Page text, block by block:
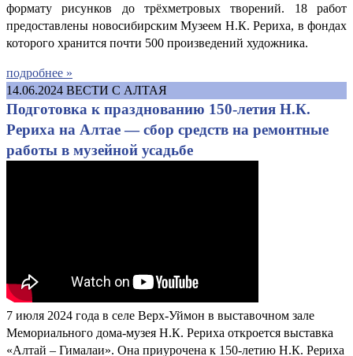
формату рисунков до трёхметровых творений. 18 работ
предоставлены новосибирским Музеем Н.К. Рериха, в фондах
которого хранится почти 500 произведений художника.
подробнее »
14.06.2024 ВЕСТИ С АЛТАЯ
Подготовка к празднованию 150-летия Н.К.
Рериха на Алтае — сбор средств на ремонтные
работы в музейной усадьбе
7 июля 2024 года в селе Верх-Уймон в выставочном зале
Мемориального дома-музея Н.К. Рериха откроется выставка
«Алтай – Гималаи». Она приурочена к 150-летию Н.К. Рериха